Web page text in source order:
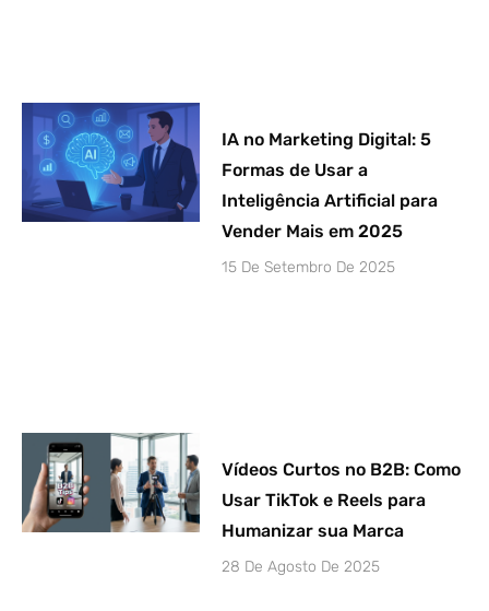
IA no Marketing Digital: 5
Formas de Usar a
Inteligência Artificial para
Vender Mais em 2025
15 De Setembro De 2025
Vídeos Curtos no B2B: Como
Usar TikTok e Reels para
Humanizar sua Marca
28 De Agosto De 2025